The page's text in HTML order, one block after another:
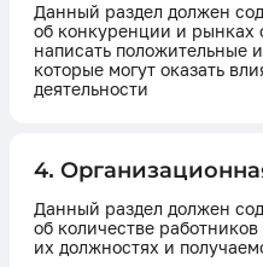
Данный раздел должен
об конкуренции и рынках
написать положительные
которые могут оказать
деятельности
4.
Данный раздел должен
об количестве
их должностях и